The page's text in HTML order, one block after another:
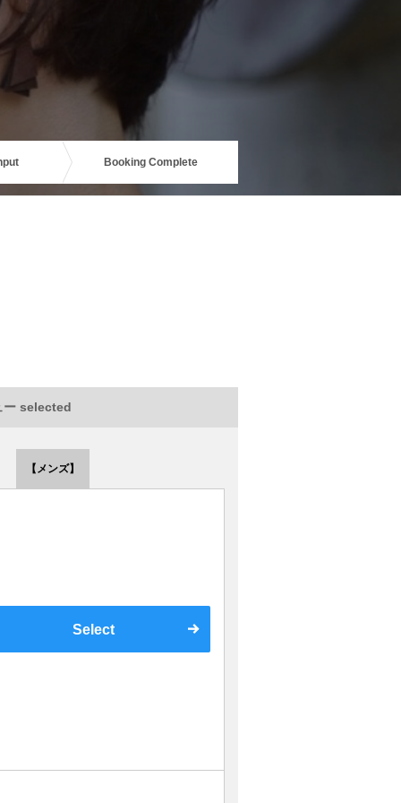
Booking Complete
ー selected
【メンズ】
Select